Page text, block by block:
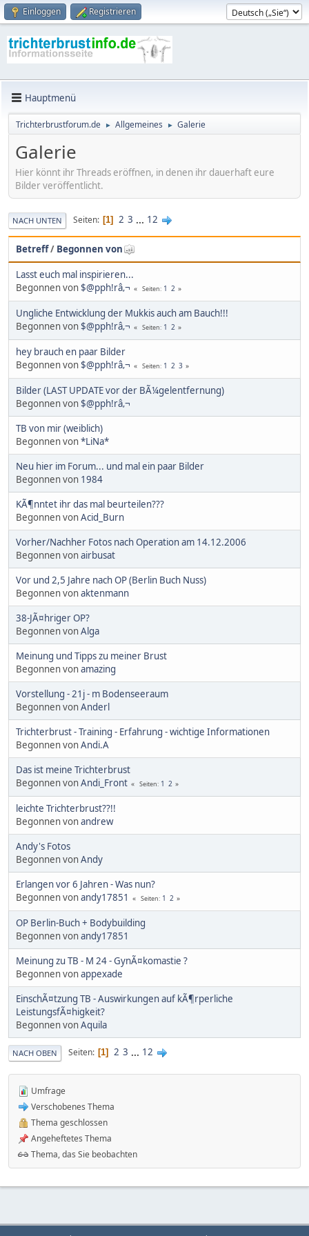
Einloggen Registrieren
Hauptmenü
Trichterbrustforum.de ► Allgemeines ► Galerie
Galerie
Hier könnt ihr Threads eröffnen, in denen ihr dauerhaft eure
Bilder veröffentlicht.
NACH UNTEN Seiten 1 2 3 ... 12
Betreff/ Begonnen von
Lasst euch mal inspirieren...
Begonnen von$@pph!râ‚¬ Seiten 1 2
Ungliche Entwicklung der Mukkis auch am Bauch!!!
Begonnen von$@pph!râ‚¬ Seiten 1 2
hey brauch en paar Bilder
Begonnen von$@pph!râ‚¬ Seiten 1 2 3
Bilder (LAST UPDATE vor der BÃ¼gelentfernung)
Begonnen von$@pph!râ‚¬
TB von mir (weiblich)
Begonnen von*LiNa*
Neu hier im Forum... und mal ein paar Bilder
Begonnen von 1984
KÃ¶nntet ihr das mal beurteilen???
Begonnen vonAcid_Burn
Vorher/Nachher Fotos nach Operation am 14.12.2006
Begonnen vonairbusat
Vor und 2,5 Jahre nach OP (Berlin Buch Nuss)
Begonnen vonaktenmann
38-JÃ¤hriger OP?
Begonnen vonAlga
Meinung und Tipps zu meiner Brust
Begonnen vonamazing
Vorstellung - 21j - m Bodenseeraum
Begonnen vonAnderl
Trichterbrust - Training - Erfahrung - wichtige Informationen
Begonnen vonAndi.A
Das ist meine Trichterbrust
Begonnen vonAndi_Front Seiten 1 2
leichte Trichterbrust??!!
Begonnen vonandrew
Andy's Fotos
Begonnen vonAndy
Erlangen vor 6 Jahren - Was nun?
Begonnen vonandy17851 Seiten 1 2
OP Berlin-Buch + Bodybuilding
Begonnen vonandy17851
Meinung zu TB - M 24 - GynÃ¤komastie ?
Begonnen vonappexade
EinschÃ¤tzung TB - Auswirkungen auf kÃ¶rperliche
LeistungsfÃ¤higkeit?
Begonnen vonAquila
NACH OBEN Seiten 1 2 3 ... 12
Umfrage
Verschobenes Thema
Thema geschlossen
Angeheftetes Thema
Thema, das Sie beobachten